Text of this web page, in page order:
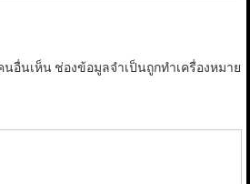
นอื่นเห็น ช่องข้อมูลจำเป็นถูกทำเครื่องหมาย